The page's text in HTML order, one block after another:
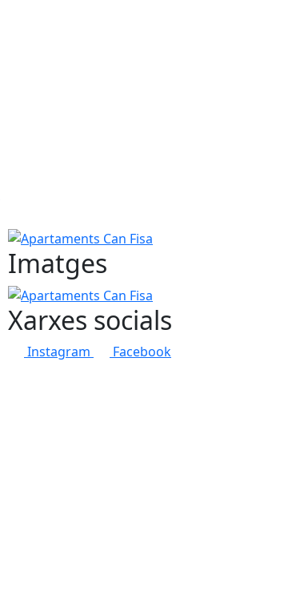
Apartaments Can Fisa
Imatges
Apartaments Can Fisa
Xarxes socials
Instagram Facebook